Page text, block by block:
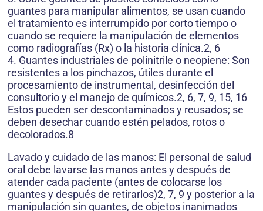
guantes para manipular alimentos, se usan cuando
el tratamiento es interrumpido por corto tiempo o
cuando se requiere la manipulación de elementos
como radiografías (Rx) o la historia clínica.2, 6
4. Guantes industriales de polinitrile o neopiene: Son
resistentes a los pinchazos, útiles durante el
procesamiento de instrumental, desinfección del
consultorio y el manejo de químicos.2, 6, 7, 9, 15, 16
Estos pueden ser descontaminados y reusados; se
deben desechar cuando estén pelados, rotos o
decolorados.8
Lavado y cuidado de las manos: El personal de salud
oral debe lavarse las manos antes y después de
atender cada paciente (antes de colocarse los
guantes y después de retirarlos)2, 7, 9 y posterior a la
manipulación sin guantes, de objetos inanimados